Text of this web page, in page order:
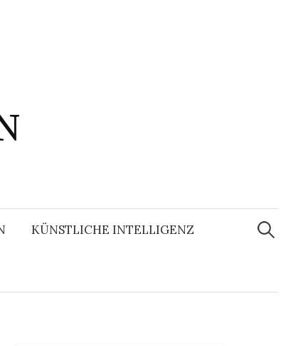
KÜNSTLICHE INTELLIGENZ
Suchen
nach: